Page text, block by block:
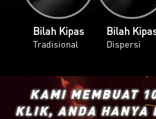
Bilah Kipas
Tradisional
Bilah
Dispersi
KAMI MEMBUAT
KLIK, ANDA HANYA